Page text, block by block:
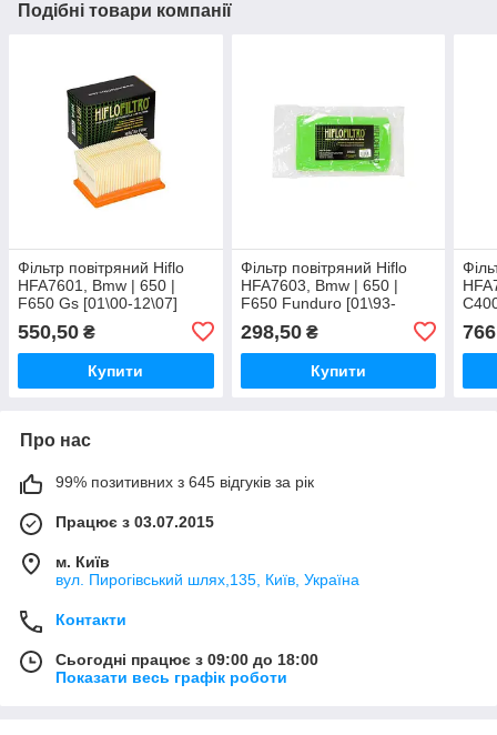
Подібні товари компанії
Фільтр повітряний Hiflo
HFA7601, Bmw | 650 |
F650 Gs [01\00-12\07]
550,50 ₴
Купити
Фільтр повітряний Hiflo
HFA7603, Bmw | 650 |
F650 Funduro [01\93-
298,50₴
Купити
Про нас
99% позитивних з 645 відгуків за рік
Працює з 03.07.2015
м. Київ
вул. Пирогівський шлях,135, Київ, Україна
Контакти
Сьогодні працює з 09:00 до 18:00
Показати весь графік роботи